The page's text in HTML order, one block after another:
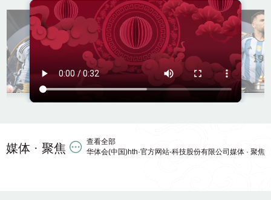
公
司
园
林
景
观
设
建
修
缮
媒体 · 聚焦
查看全部
华体会(中国)hth·官方网站-科技股份有限公司媒体 · 聚焦